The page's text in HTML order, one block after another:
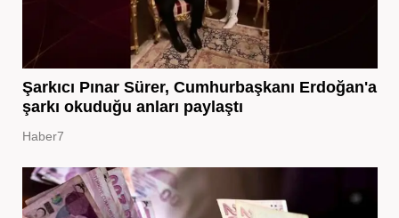
Şarkıcı Pınar Sürer, Cumhurbaşkanı Erdoğan'a
şarkı okuduğu anları paylaştı
Haber7